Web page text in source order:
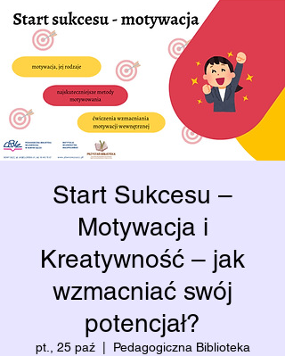
Start Sukcesu –
Motywacja i
Kreatywność – jak
wzmacniać swój
potencjał?
pt., 25 paź
  |
Pedagogiczna Biblioteka